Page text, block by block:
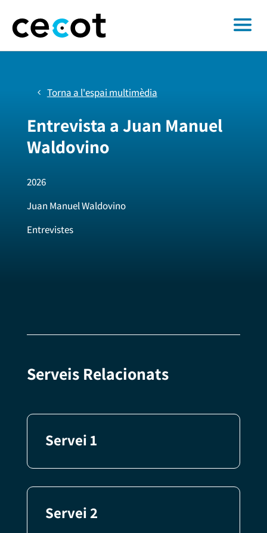
Torna a l'espai multimèdia
Entrevista a Juan Manuel
Waldovino
2026
Juan Manuel Waldovino
Entrevistes
Serveis Relacionats
Servei 1
Servei 2